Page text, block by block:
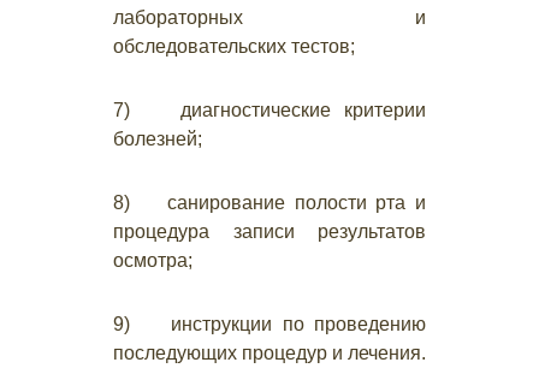
лабораторных и
обследовательских тестов;
7) диагностические критерии
болезней;
8) санирование полости рта и
процедура записи результатов
осмотра;
9) инструкции по проведению
последующих процедур и лечения.